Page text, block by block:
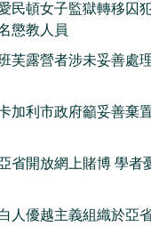
民頓女子監獄轉移囚
懲教人員
芙露營者涉未妥善處
加利市政府籲妥善棄
省開放網上賭博 學者
人優越主義組織於亞